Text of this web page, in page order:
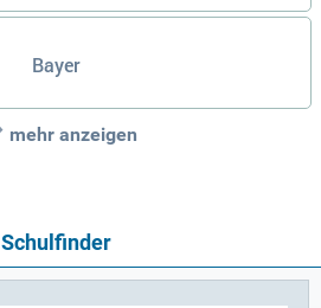
Bayer
mehr anzeigen
Schulfinder